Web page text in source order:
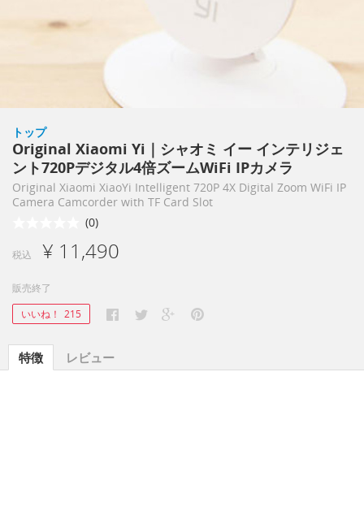
トップ
Original Xiaomi Yi｜シャオミ イー インテリジェ
ント720Pデジタル4倍ズームWiFi IPカメラ
Original Xiaomi XiaoYi Intelligent 720P 4X Digital Zoom WiFi IP
Camera Camcorder with TF Card Slot
(0)
税込 ¥ 11,490
販売終了
いいね！ 215
特徴 レビュー